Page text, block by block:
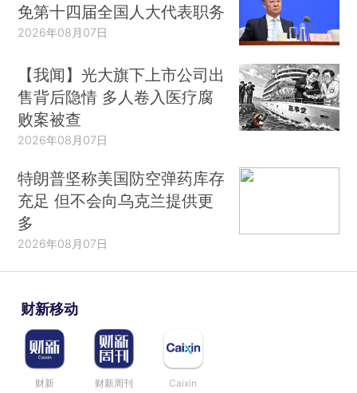
免第十四届全国人大代表职务
2026年08月07日
【我闻】光大旗下上市公司出
售背后隐情 多人卷入医疗腐
败案被查
2026年08月07日
特朗普坚称美国防空弹药库存
充足 但不会向乌克兰提供更
多
2026年08月07日
财新移动
财新 财新周刊 Caixin